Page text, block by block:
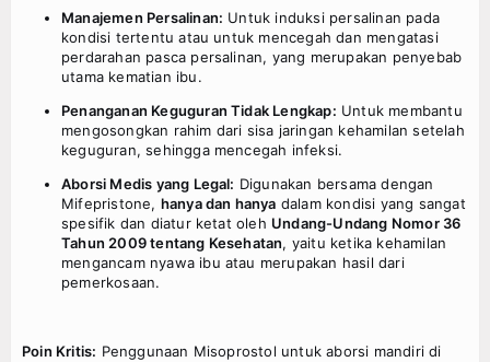
Manajemen Persalinan: Untuk induksi persalinan pada
kondisi tertentu atau untuk mencegah dan mengatasi
perdarahan pasca persalinan, yang merupakan penyebab
utama kematian ibu.
Penanganan Keguguran Tidak Lengkap: Untuk membantu
mengosongkan rahim dari sisa jaringan kehamilan setelah
keguguran, sehingga mencegah infeksi.
Aborsi Medis yang Legal: Digunakan bersama dengan
Mifepristone, hanya dan hanya dalam kondisi yang sangat
spesifik dan diatur ketat oleh Undang-Undang Nomor 36
Tahun 2009 tentang Kesehatan, yaitu ketika kehamilan
mengancam nyawa ibu atau merupakan hasil dari
pemerkosaan.
Poin Kritis: Penggunaan Misoprostol untuk aborsi mandiri di